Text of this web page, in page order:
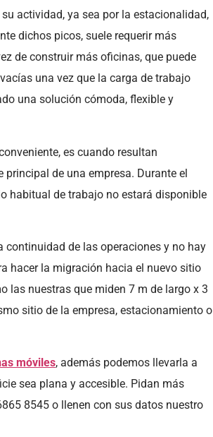
actividad, ya sea por la estacionalidad,
dichos picos, suele requerir más
de construir más oficinas, que puede
una vez que la carga de trabajo
una solución cómoda, flexible y
es cuando resultan
principal de una empresa. Durante el
habitual de trabajo no estará disponible
continuidad de las operaciones y no hay
hacer la migración hacia el nuevo sitio
las nuestras que miden 7 m de largo x 3
sitio de la empresa, estacionamiento o
móviles, además podemos llevarla a
sea plana y accesible. Pidan más
8545 o llenen con sus datos nuestro